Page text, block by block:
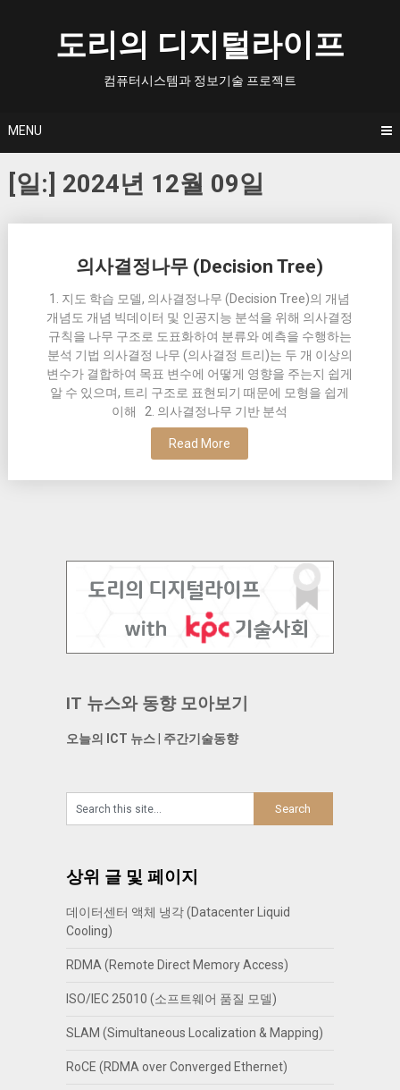
도리의 디지털라이프
컴퓨터시스템과 정보기술 프로젝트
MENU
[일:] 2024년 12월 09일
의사결정나무 (Decision Tree)
1. 지도 학습 모델, 의사결정나무 (Decision Tree)의 개념
개념도 개념 빅데이터 및 인공지능 분석을 위해 의사결정
규칙을 나무 구조로 도표화하여 분류와 예측을 수행하는
분석 기법 의사결정 나무 (의사결정 트리)는 두 개 이상의
변수가 결합하여 목표 변수에 어떻게 영향을 주는지 쉽게
알 수 있으며, 트리 구조로 표현되기 때문에 모형을 쉽게
이해 2. 의사결정나무 기반 분석
Read More
navigation
IT 뉴스와 동향 모아보기
오늘의 ICT 뉴스| 주간기술동향
상위 글 및 페이지
데이터센터 액체 냉각 (Datacenter Liquid
Cooling)
RDMA (Remote Direct Memory Access)
ISO/IEC 25010 (소프트웨어 품질 모델)
SLAM (Simultaneous Localization & Mapping)
RoCE (RDMA over Converged Ethernet)